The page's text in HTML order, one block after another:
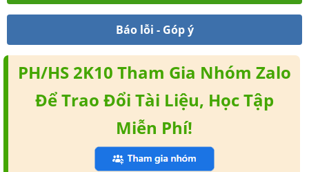
Báo lỗi - Góp ý
PH/HS 2K10 Tham Gia Nhóm Zalo
Để Trao Đổi Tài Liệu, Học Tập
Miễn Phí!